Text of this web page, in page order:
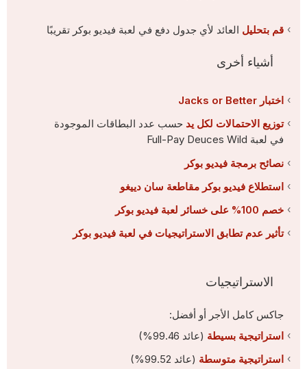
قم بتحليلالعائد لأي جدول دفع في لعبة فيديو بوكر تقريبًا
أشياء أخرى
اختبار Jacks or Better
توزيع الاحتمالات لكل يدحسب عدد البطاقات الموجودة
في لعبة Full-Pay Deuces Wild
نصائح برمجة فيديو بوكر
استطلاع فيديو بوكر مقاطعة سان دييغو
خصم 100% على خسائر لعبة فيديو بوكر
تأثير عدم تطابق الاستراتيجيات في لعبة فيديو بوكر
الاستراتيجيات
جاكس كامل الأجر أو أفضل:
استراتيجية بسيطة(عائد 99.46%)
استراتيجية متوسطة(عائد 99.52%)